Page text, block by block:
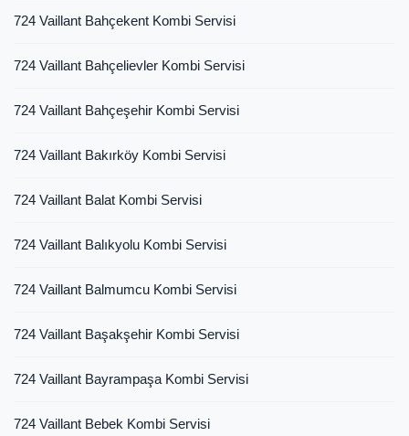
724 Vaillant Bahçekent Kombi Servisi
724 Vaillant Bahçelievler Kombi Servisi
724 Vaillant Bahçeşehir Kombi Servisi
724 Vaillant Bakırköy Kombi Servisi
724 Vaillant Balat Kombi Servisi
724 Vaillant Balıkyolu Kombi Servisi
724 Vaillant Balmumcu Kombi Servisi
724 Vaillant Başakşehir Kombi Servisi
724 Vaillant Bayrampaşa Kombi Servisi
724 Vaillant Bebek Kombi Servisi